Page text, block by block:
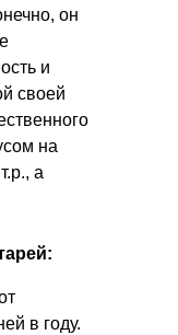
он
и
своей
на
а
в году.